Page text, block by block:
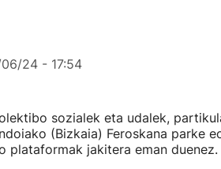
24 - 17:54
sozialek eta udalek,
(Bizkaia) Feroskana parke
plataformak jakitera eman duenez.